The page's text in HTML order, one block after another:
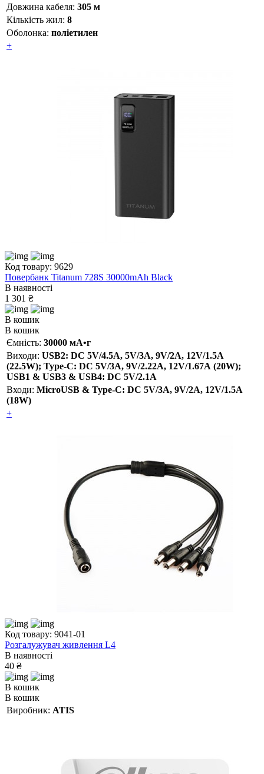
Довжина кабеля: 305 м
Кількість жил: 8
Оболонка: поліетилен
+
Код товару: 9629
Повербанк Titanum 728S 30000mAh Black
В наявності
1 301 ₴
В кошик
В кошик
Ємність: 30000 мА•г
Виходи: USB2: DC 5V/4.5A, 5V/3A, 9V/2A, 12V/1.5A
(22.5W); Type-C: DC 5V/3А, 9V/2.22А, 12V/1.67А (20W);
USB1 & USB3 & USB4: DC 5V/2.1A
Входи: MicroUSB & Type-C: DC 5V/3A, 9V/2A, 12V/1.5A
(18W)
+
Код товару: 9041-01
Розгалужувач живлення L4
В наявності
40 ₴
В кошик
В кошик
Виробник: ATIS